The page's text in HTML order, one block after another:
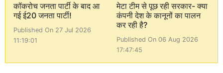
कॉकरोच जनता पार्टी के बाद आ
गई ई20 जनता पार्टी!
Published On 27 Jul 2026
11:19:01
मेटा टीम से पूछ रही सरकार- क्या
कंपनी देश के कानूनों का पालन
कर रही है?
Published On 06 Aug 2026
17:47:45